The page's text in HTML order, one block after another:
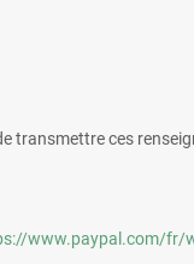
transmettre ces
www.paypal.com/fr/